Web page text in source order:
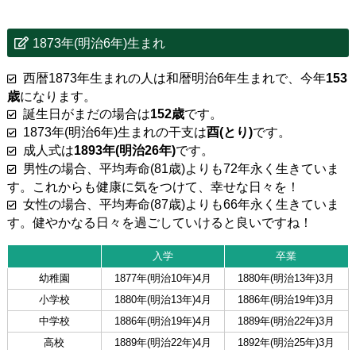
1873年(明治6年)生まれ
西暦1873年生まれの人は和暦明治6年生まれで、今年153
歳になります。
誕生日がまだの場合は152歳です。
1873年(明治6年)生まれの干支は酉(とり)です。
成人式は1893年(明治26年)です。
男性の場合、平均寿命(81歳)よりも72年永く生きていま
す。これからも健康に気をつけて、幸せな日々を！
女性の場合、平均寿命(87歳)よりも66年永く生きていま
す。健やかなる日々を過ごしていけると良いですね！
入学
卒業
幼稚園
1877年(明治10年)4月
1880年(明治13年)3月
小学校
1880年(明治13年)4月
1886年(明治19年)3月
中学校
1886年(明治19年)4月
1889年(明治22年)3月
高校
1889年(明治22年)4月
1892年(明治25年)3月